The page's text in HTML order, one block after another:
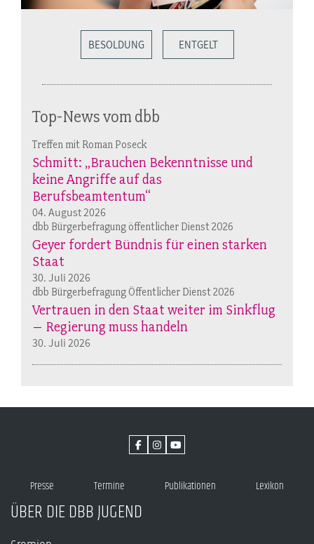
BESOLDUNG ENTGELT
Top-News vom dbb
Treffen mit Roman Poseck
Schmitt: „Brauchen Bekenntnisse und
keine Angriffe auf das
Berufsbeamtentum“
04. August 2026
dbb Bürgerbefragung öffentlicher Dienst 2026
Geyer fordert Bündnis für einen starken
Staat
30. Juli 2026
dbb Bürgerbefragung Öffentlicher Dienst 2026
Vertrauen in den Staat weiter im Sinkflug
– Regierung muss handeln
30. Juli 2026
Presse Termine Publikationen Lexikon
ÜBER DIE DBB JUGEND